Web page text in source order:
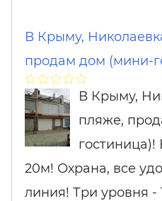
В Крыму,
продам дом (мини-
В Крыму,
пляже,
гостиница)!
20м! Охрана, все
линия! Три уровня -